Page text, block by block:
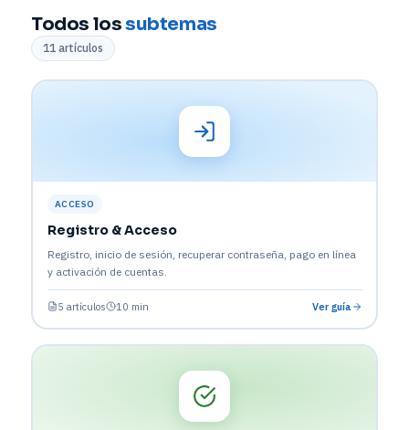
Todos lossubtemas
11 artículos
ACCESO
Registro & Acceso
Registro, inicio de sesión, recuperar contraseña, pago en línea
y activación de cuentas.
5 artículos 10 min Ver guía